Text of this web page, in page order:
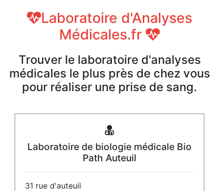
Laboratoire d'Analyses
Médicales.fr
Trouver le laboratoire d'analyses
médicales le plus près de chez vous
pour réaliser une prise de sang.
Laboratoire de biologie médicale Bio
Path Auteuil
31 rue d'auteuil